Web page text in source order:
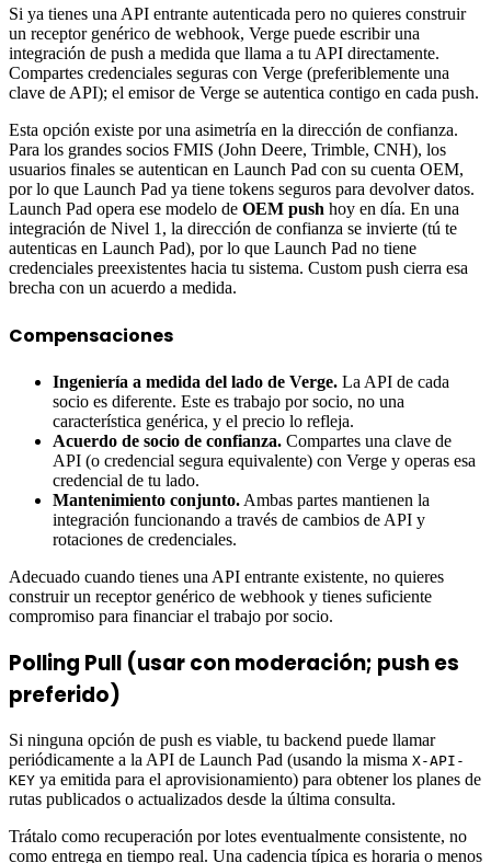
Si ya tienes una API entrante autenticada pero no quieres construir
un receptor genérico de webhook, Verge puede escribir una
integración de push a medida que llama a tu API directamente.
Compartes credenciales seguras con Verge (preferiblemente una
clave de API); el emisor de Verge se autentica contigo en cada push.
Esta opción existe por una asimetría en la dirección de confianza.
Para los grandes socios FMIS (John Deere, Trimble, CNH), los
usuarios finales se autentican en Launch Pad con su cuenta OEM,
por lo que Launch Pad ya tiene tokens seguros para devolver datos.
Launch Pad opera ese modelo de OEM push hoy en día. En una
integración de Nivel 1, la dirección de confianza se invierte (tú te
autenticas en Launch Pad), por lo que Launch Pad no tiene
credenciales preexistentes hacia tu sistema. Custom push cierra esa
brecha con un acuerdo a medida.
Compensaciones
Ingeniería a medida del lado de Verge. La API de cada
socio es diferente. Este es trabajo por socio, no una
característica genérica, y el precio lo refleja.
Acuerdo de socio de confianza. Compartes una clave de
API (o credencial segura equivalente) con Verge y operas esa
credencial de tu lado.
Mantenimiento conjunto. Ambas partes mantienen la
integración funcionando a través de cambios de API y
rotaciones de credenciales.
Adecuado cuando tienes una API entrante existente, no quieres
construir un receptor genérico de webhook y tienes suficiente
compromiso para financiar el trabajo por socio.
Polling Pull (usar con moderación; push es
preferido)
Si ninguna opción de push es viable, tu backend puede llamar
periódicamente a la API de Launch Pad (usando la misma X-API-
KEY ya emitida para el aprovisionamiento) para obtener los planes de
rutas publicados o actualizados desde la última consulta.
Trátalo como recuperación por lotes eventualmente consistente, no
como entrega en tiempo real. Una cadencia típica es horaria o menos